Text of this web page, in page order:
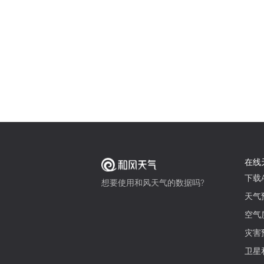
想要使用和风天气的数据吗?
在线
下载
天气
空气
灾害
卫星